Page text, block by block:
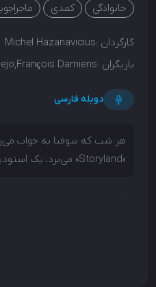
خانوادگی کمدی
کارگردان :Michel Hazanavicius
بازیگران :Damiens
دوبله فارسی
هر شب که سوفیا به خواب
«Storyland» می‌برد، یک استودیوی فیلم فانتزی که در...